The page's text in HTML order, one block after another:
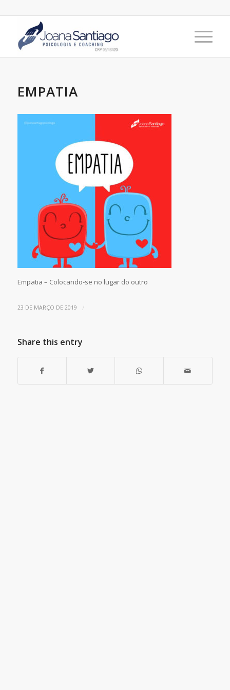
EMPATIA
Empatia – Colocando-se no lugar do outro
23 DE MARÇO DE 2019 /
Share this entry